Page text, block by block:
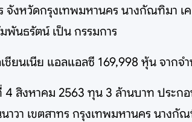
จังหวัดกรุงเทพมหานคร นางกัณทิมา เ
พันธรัตน์ เป็น กรรมการ
ชียนเนีย แอลแอลซี 169,998 หุ้น จา
4 สิงหาคม 2563 ทุน 3 ล้านบาท ประก
าวา เขตสาทร กรุงเทพมหานคร นาง